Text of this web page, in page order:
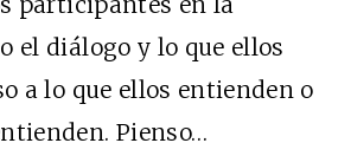
el diálogo y lo que ellos
a lo que ellos entienden o
Pienso…